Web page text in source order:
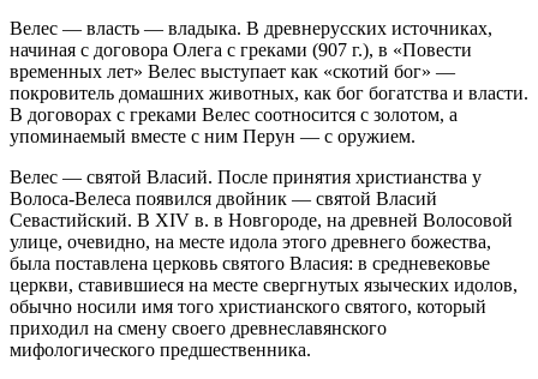
Велес — власть — владыка. В древнерусских источниках,
начиная с договора Олега с греками (907 г.), в «Повести
временных лет» Велес выступает как «скотий бог» —
покровитель домашних животных, как бог богатства и власти.
В договорах с греками Велес соотносится с золотом, а
упоминаемый вместе с ним Перун — с оружием.
Велес — святой Власий. После принятия христианства у
Волоса-Велеса появился двойник — святой Власий
Севастийский. В XIV в. в Новгороде, на древней Волосовой
улице, очевидно, на месте идола этого древнего божества,
была поставлена церковь святого Власия: в средневековье
церкви, ставившиеся на месте свергнутых языческих идолов,
обычно носили имя того христианского святого, который
приходил на смену своего древнеславянского
мифологического предшественника.